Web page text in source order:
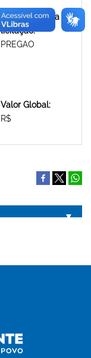
Modalidade da
licitação:
PREGAO
Valor Global:
R$